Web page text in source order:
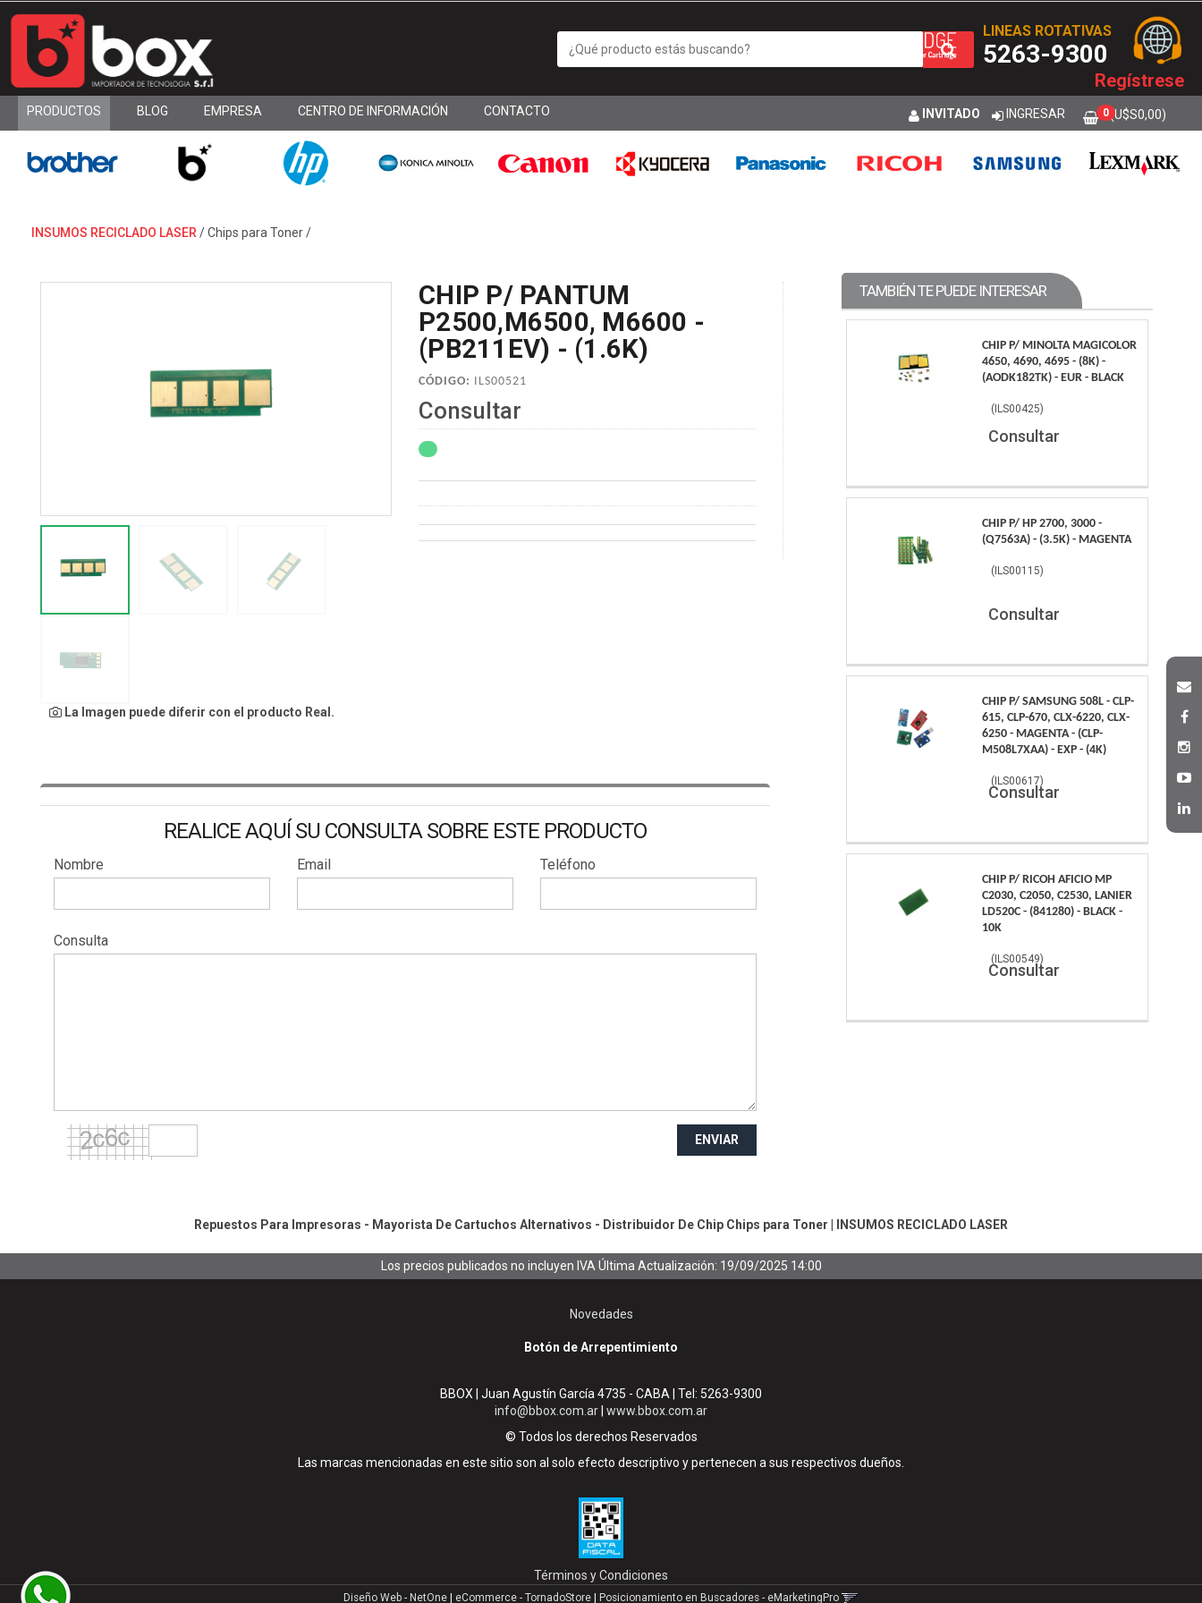
INVITADO INGRESAR 0 (U$S0,00)
PRODUCTOS BLOG EMPRESA CENTRO DE INFORMACIÓN CONTACTO
LINEAS ROTATIVAS
5263-9300
Regístrese
INSUMOS RECICLADO LASER /Chips para Toner/
La Imagen puede diferir con el producto Real.
CHIP P/ PANTUM
P2500,M6500, M6600 -
(PB211EV) - (1.6K)
CÓDIGO: ILS00521
Consultar
REALICE AQUÍ SU CONSULTA SOBRE ESTE PRODUCTO
Nombre Email Teléfono
Consulta
ENVIAR
TAMBIÉN TE PUEDE INTERESAR
CHIP P/ MINOLTA MAGICOLOR
4650, 4690, 4695 - (8K) -
(AODK182TK) - EUR - BLACK
( ILS00425)
Consultar
CHIP P/ HP 2700, 3000 -
(Q7563A) - (3.5K) - MAGENTA
( ILS00115)
Consultar
CHIP P/ SAMSUNG 508L - CLP-
615, CLP-670, CLX-6220, CLX-
6250 - MAGENTA - (CLP-
M508L7XAA) - EXP - (4K)
( ILS00617)
Consultar
CHIP P/ RICOH AFICIO MP
C2030, C2050, C2530, LANIER
LD520C - (841280) - BLACK -
10K
( ILS00549)
Consultar
Repuestos Para Impresoras - Mayorista De Cartuchos Alternativos - Distribuidor De Chip Chips para Toner INSUMOS RECICLADO LASER
Los precios publicados no incluyen IVA Última Actualización: 19/09/2025 14:00
Novedades
Botón de Arrepentimiento
BBOX | Juan Agustín García 4735 - CABA | Tel: 5263-9300
info@bbox.com.ar www.bbox.com.ar
© Todos los derechos Reservados
Las marcas mencionadas en este sitio son al solo efecto descriptivo y pertenecen a sus respectivos dueños.
Términos y Condiciones
Diseño Web - NetOne eCommerce - TornadoStore Posicionamiento en Buscadores - eMarketingPro